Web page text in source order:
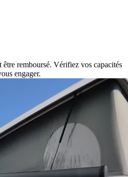
remboursé. Vérifiez vos capacités
engager.